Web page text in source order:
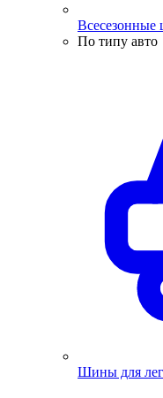
По типу авто
Шины для